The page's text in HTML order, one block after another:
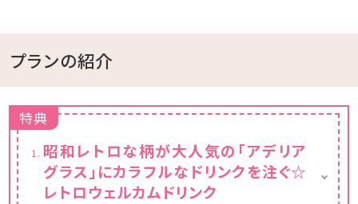
プランの紹介
特典
昭和レトロな柄が大人気の「アデリア
グラス」にカラフルなドリンクを注ぐ☆
レトロウェルカムドリンク